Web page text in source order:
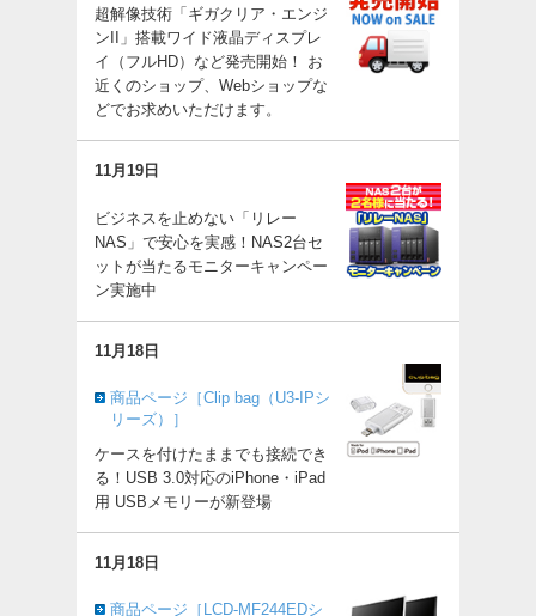
超解像技術「ギガクリア・エンジ
ンII」搭載ワイド液晶ディスプレ
イ（フルHD）など発売開始！ お
近くのショップ、Webショップな
どでお求めいただけます。
11月19日
ビジネスを止めない「リレー
NAS」で安心を実感！NAS2台セ
ットが当たるモニターキャンペー
ン実施中
11月18日
商品ページ［Clip bag（U3-IPシ
リーズ）］
ケースを付けたままでも接続でき
る！USB 3.0対応のiPhone・iPad
用 USBメモリーが新登場
11月18日
商品ページ［LCD-MF244EDシ